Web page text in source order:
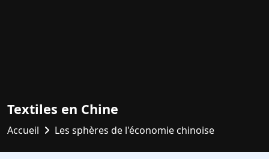
Textiles en Chine
Accueil Les sphères de l'économie chinoise